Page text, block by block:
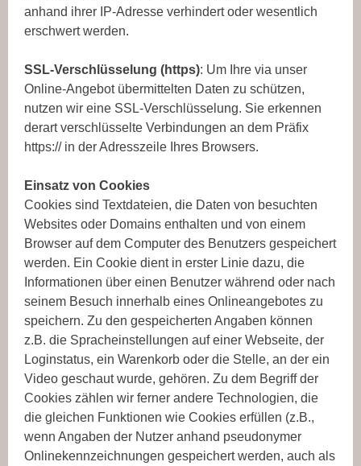
anhand ihrer IP-Adresse verhindert oder wesentlich
erschwert werden.
SSL-Verschlüsselung (https): Um Ihre via unser
Online-Angebot übermittelten Daten zu schützen,
nutzen wir eine SSL-Verschlüsselung. Sie erkennen
derart verschlüsselte Verbindungen an dem Präfix
https:// in der Adresszeile Ihres Browsers.
Einsatz von Cookies
Cookies sind Textdateien, die Daten von besuchten
Websites oder Domains enthalten und von einem
Browser auf dem Computer des Benutzers gespeichert
werden. Ein Cookie dient in erster Linie dazu, die
Informationen über einen Benutzer während oder nach
seinem Besuch innerhalb eines Onlineangebotes zu
speichern. Zu den gespeicherten Angaben können
z.B. die Spracheinstellungen auf einer Webseite, der
Loginstatus, ein Warenkorb oder die Stelle, an der ein
Video geschaut wurde, gehören. Zu dem Begriff der
Cookies zählen wir ferner andere Technologien, die
die gleichen Funktionen wie Cookies erfüllen (z.B.,
wenn Angaben der Nutzer anhand pseudonymer
Onlinekennzeichnungen gespeichert werden, auch als